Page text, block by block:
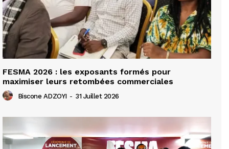
FESMA 2026 : les exposants formés pour
maximiser leurs retombées commerciales
Biscone ADZOYI - 31 Juillet 2026